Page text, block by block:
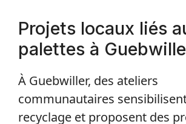
Projets locaux liés
palettes à
À Guebwiller, des ateliers
communautaires
recyclage et proposent des